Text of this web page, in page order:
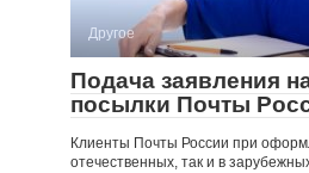
Другое
Подача заявления
посылки Почты
Клиенты Почты России при
отечественных, так и в